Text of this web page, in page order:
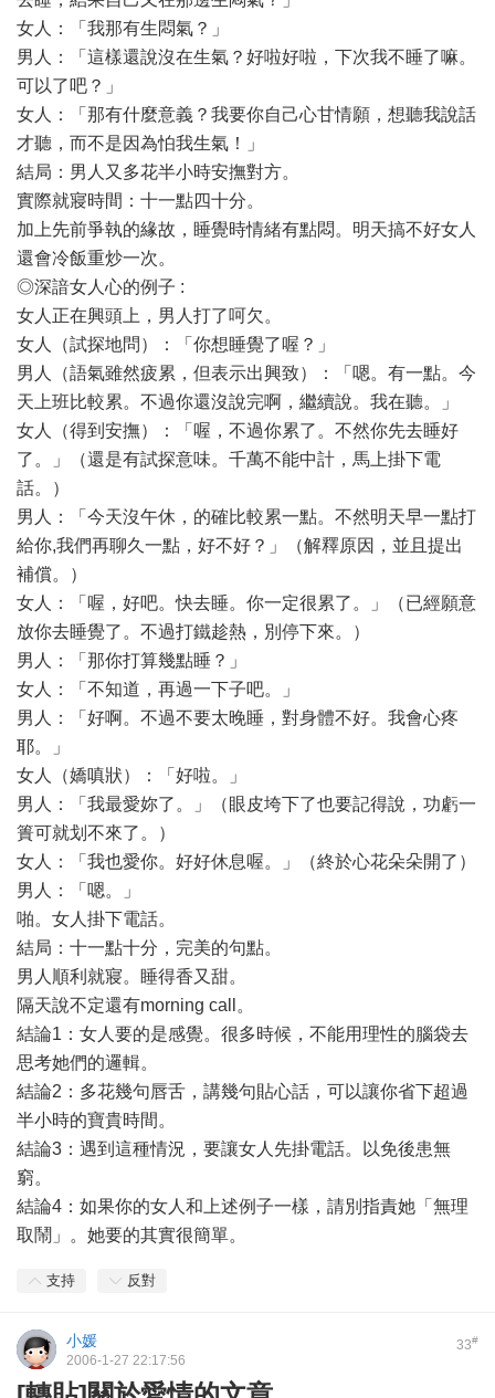
女人：「我那有生悶氣？」
男人：「這樣還說沒在生氣？好啦好啦，下次我不睡了嘛。
可以了吧？」
女人：「那有什麼意義？我要你自己心甘情願，想聽我說話
才聽，而不是因為怕我生氣！」
結局：男人又多花半小時安撫對方。
實際就寢時間：十一點四十分。
加上先前爭執的緣故，睡覺時情緒有點悶。明天搞不好女人
還會冷飯重炒一次。
◎深諳女人心的例子 :
女人正在興頭上，男人打了呵欠。
女人（試探地問）：「你想睡覺了喔？」
男人（語氣雖然疲累，但表示出興致）：「嗯。有一點。今
天上班比較累。不過你還沒說完啊，繼續說。我在聽。」
女人（得到安撫）：「喔，不過你累了。不然你先去睡好
了。」（還是有試探意味。千萬不能中計，馬上掛下電
話。）
男人：「今天沒午休，的確比較累一點。不然明天早一點打
給你,我們再聊久一點，好不好？」（解釋原因，並且提出
補償。）
女人：「喔，好吧。快去睡。你一定很累了。」（已經願意
放你去睡覺了。不過打鐵趁熱，別停下來。）
男人：「那你打算幾點睡？」
女人：「不知道，再過一下子吧。」
男人：「好啊。不過不要太晚睡，對身體不好。我會心疼
耶。」
女人（嬌嗔狀）：「好啦。」
男人：「我最愛妳了。」（眼皮垮下了也要記得說，功虧一
簣可就划不來了。）
女人：「我也愛你。好好休息喔。」（終於心花朵朵開了）
男人：「嗯。」
啪。女人掛下電話。
結局：十一點十分，完美的句點。
男人順利就寢。睡得香又甜。
隔天說不定還有morning call。
結論1：女人要的是感覺。很多時候，不能用理性的腦袋去
思考她們的邏輯。
結論2：多花幾句唇舌，講幾句貼心話，可以讓你省下超過
半小時的寶貴時間。
結論3：遇到這種情況，要讓女人先掛電話。以免後患無
窮。
結論4：如果你的女人和上述例子一樣，請別指責她「無理
取鬧」。她要的其實很簡單。
支持 反對
33#
小媛
2006-1-27 22:17:56